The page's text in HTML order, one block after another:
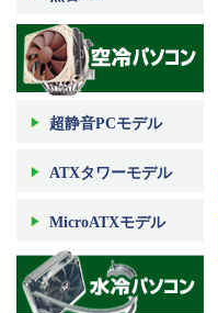
超静音PCモデル
ATXタワーモデル
MicroATXモデル